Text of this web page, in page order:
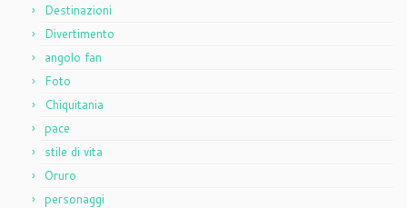
Destinazioni
Divertimento
angolo fan
Foto
Chiquitania
pace
stile di vita
Oruro
personaggi